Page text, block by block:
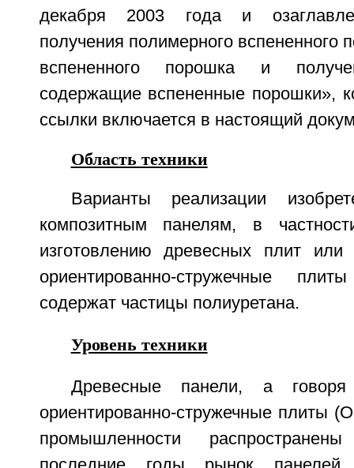
декабря 2003 года и
получения полимерного вспененного
вспененного порошка и
содержащие вспененные порошки»,
ссылки включается в настоящий
Область техники
Варианты реализации
композитным панелям, в
изготовлению древесных плит или
ориентированно-стружечные
содержат частицы полиуретана.
Уровень техники
Древесные панели, а говоря
ориентированно-стружечные плиты
промышленности